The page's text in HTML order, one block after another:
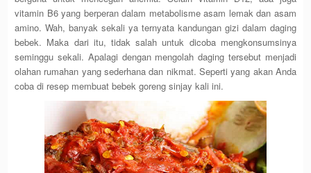
vitamin B6 yang berperan dalam metabolisme asam lemak dan asam
amino. Wah, banyak sekali ya ternyata kandungan gizi dalam daging
bebek. Maka dari itu, tidak salah untuk dicoba mengkonsumsinya
seminggu sekali. Apalagi dengan mengolah daging tersebut menjadi
olahan rumahan yang sederhana dan nikmat. Seperti yang akan Anda
coba di resep membuat bebek goreng sinjay kali ini.